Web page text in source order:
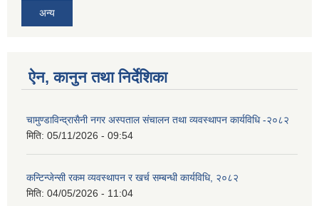
अन्य
ऐन, कानुन तथा निर्देशिका
चामुण्डाविन्द्रासैनी नगर अस्पताल संचालन तथा व्यवस्थापन कार्यविधि -२०८२
मिति: 05/11/2026 - 09:54
कन्टिन्जेन्सी रकम व्यवस्थापन र खर्च सम्बन्धी कार्यविधि, २०८२
मिति: 04/05/2026 - 11:04